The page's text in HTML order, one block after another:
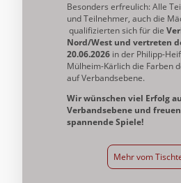
Besonders erfreulich: Alle
und Teilnehmer, auch die
qualifizierten sich für die
Nord/West und vertreten
20.06.2026 in der Philipp-
Mülheim-Kärlich die Farben
auf Verbandsebene.
Wir wünschen viel Erfolg
Verbandsebene und
spannende Spiele!
Mehr vom